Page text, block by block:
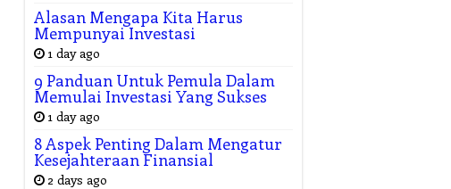
Alasan Mengapa Kita Harus
Mempunyai Investasi
1 day ago
9 Panduan Untuk Pemula Dalam
Memulai Investasi Yang Sukses
1 day ago
8 Aspek Penting Dalam Mengatur
Kesejahteraan Finansial
2 days ago